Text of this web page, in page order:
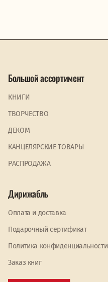
Большой ассортимент
КНИГИ
ТВОРЧЕСТВО
ДЕКОМ
КАНЦЕЛЯРСКИЕ ТОВАРЫ
PАСПРОДАЖА
Дирижабль
Оплата и доставка
Подарочный сертификат
Политика конфиденциальности
Заказ книг